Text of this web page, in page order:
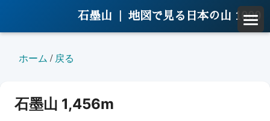
石墨山 | 地図で見る日本の山 1000
ホーム /戻る
石墨山 1,456m